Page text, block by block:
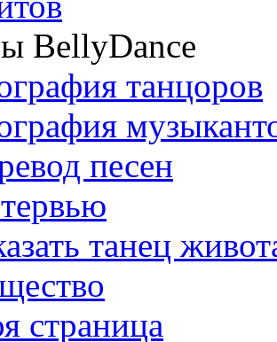
BellyDance
танцоров
песен
танец
страница